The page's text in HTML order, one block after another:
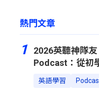
熱門文章
1
2026英聽神隊
Podcast：從初
英語學習